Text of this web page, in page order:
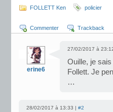
FOLLETT Ken policier
Commenter Trackback
erine6
27/02/2017 à
Ouille, je
Follett. Je
…
28/02/2017 à 13:33 | #2